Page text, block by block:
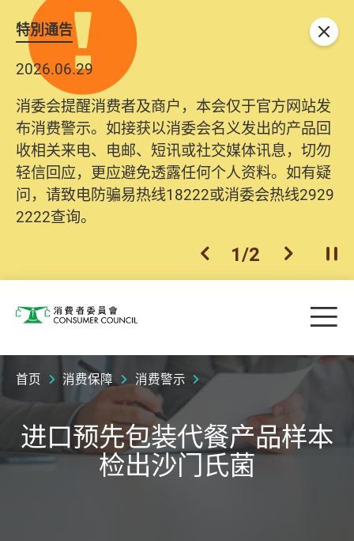
特別通告
2026.06.29
消委会提醒消费者及商户，本会仅于官方网站发
布消费警示。如接获以消委会名义发出的产品回
收相关来电、电邮、短讯或社交媒体讯息，切勿
轻信回应，更应避免透露任何个人资料。如有疑
问，请致电防骗易热线18222或消委会热线2929
2222查询。
上一个
1/2 下一个开
关闭
消费者委员会 目
首页 消费保障 消费警示
进口预先包装代餐产品样本
检出沙门氏菌